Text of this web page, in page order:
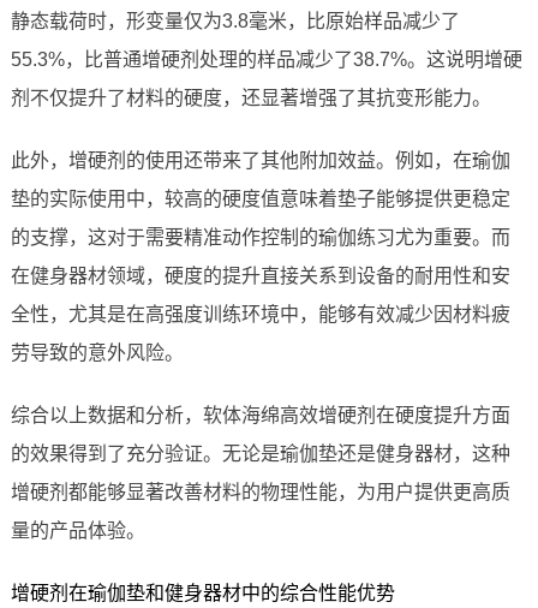
静态载荷时，形变量仅为3.8毫米，比原始样品减少了
55.3%，比普通增硬剂处理的样品减少了38.7%。这说明增硬
剂不仅提升了材料的硬度，还显著增强了其抗变形能力。
此外，增硬剂的使用还带来了其他附加效益。例如，在瑜伽
垫的实际使用中，较高的硬度值意味着垫子能够提供更稳定
的支撑，这对于需要精准动作控制的瑜伽练习尤为重要。而
在健身器材领域，硬度的提升直接关系到设备的耐用性和安
全性，尤其是在高强度训练环境中，能够有效减少因材料疲
劳导致的意外风险。
综合以上数据和分析，软体海绵高效增硬剂在硬度提升方面
的效果得到了充分验证。无论是瑜伽垫还是健身器材，这种
增硬剂都能够显著改善材料的物理性能，为用户提供更高质
量的产品体验。
增硬剂在瑜伽垫和健身器材中的综合性能优势